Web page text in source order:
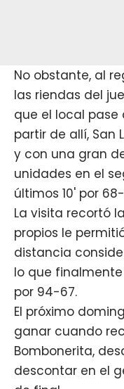
No obstante, al
las riendas del
que el local
partir de allí, San
y con una gran
unidades en el
últimos 10' por
La visita recortó
propios le
distancia
lo que
por 94-67.
El próximo
ganar cuando
Bombonerita,
descontar en el